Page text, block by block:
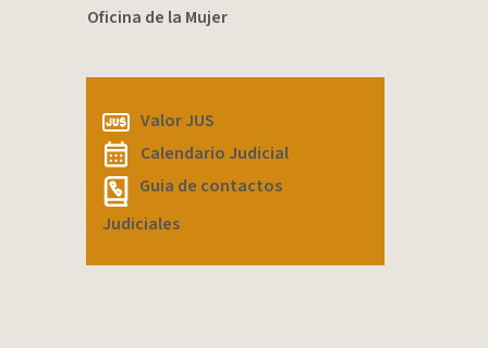
Oficina de la Mujer
Valor JUS
Calendario Judicial
Guia de contactos
Judiciales